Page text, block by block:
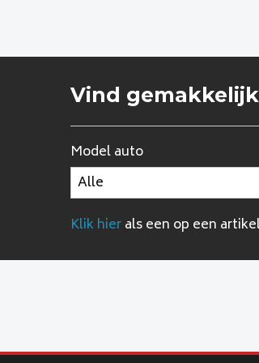
Vind
Model auto
Klik hierals een op een